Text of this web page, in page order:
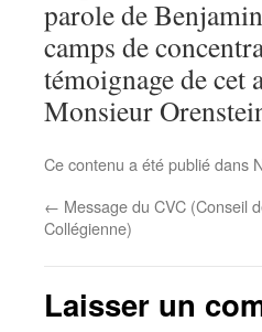
parole de Benjamin
camps de
témoignage de cet
Monsieur
Ce contenu a été publié dans
← Message du CVC (Conseil
Collégienne)
Laisser un